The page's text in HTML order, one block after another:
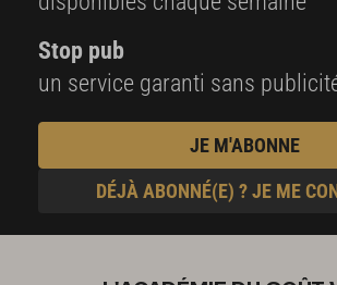
Stop pub
un service garanti sans
JE M'ABONNE
DÉJÀ ABONNÉ(E) ? JE ME